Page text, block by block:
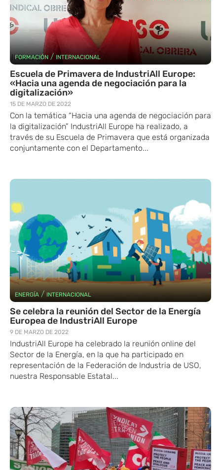
FORMACIÓN/INTERNACIONAL
Escuela de Primavera de IndustriAll Europe:
«Hacia una agenda de negociación para la
digitalización»
15 DE MARZO DE 2022
Con la temática “Hacia una agenda de negociación para
la digitalización” IndustriAll Europe ha realizado, a
través de su Escuela de Primavera que está organizada
conjuntamente con el Departamento...
ENERGÍA/INTERNACIONAL
Se celebra la reunión del Sector de la Energía
Europea de IndustriAll Europe
9 DE MARZO DE 2022
IndustriAll Europe ha celebrado la reunión online del
Sector de la Energía, en la que ha participado en
representación de la Federación de Industria de USO,
nuestra Responsable Estatal...